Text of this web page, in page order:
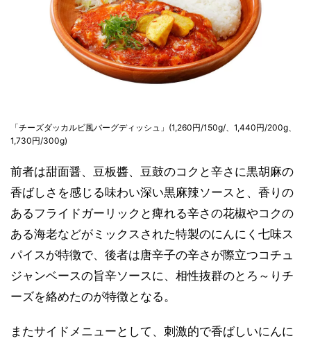
「チーズダッカルビ風バーグディッシュ」(1,260円/150g/、1,440円/200g、
1,730円/300g)
前者は甜面醤、豆板醬、豆鼓のコクと辛さに黒胡麻の
香ばしさを感じる味わい深い黒麻辣ソースと、香りの
あるフライドガーリックと痺れる辛さの花椒やコクの
ある海老などがミックスされた特製のにんにく七味ス
パイスが特徴で、後者は唐辛子の辛さが際立つコチュ
ジャンベースの旨辛ソースに、相性抜群のとろ～りチ
ーズを絡めたのが特徴となる。
またサイドメニューとして、刺激的で香ばしいにんに